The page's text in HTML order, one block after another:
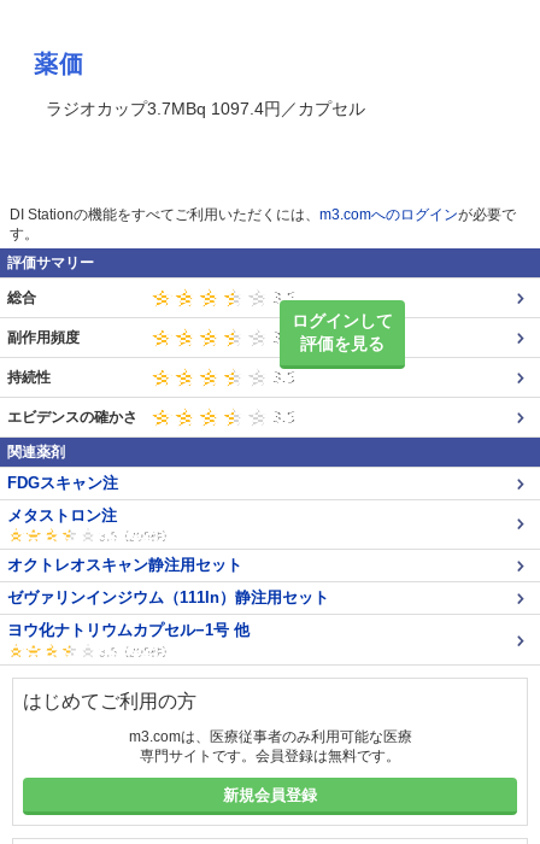
薬価
ラジオカップ3.7MBq 1097.4円／カプセル
DI Stationの機能をすべてご利用いただくには、 m3.comへのログインが必要で
す。
評価サマリー
ログインして
評価を見る
総合
副作用頻度
持続性
エビデンスの確かさ
関連薬剤
FDGスキャン注
メタストロン注
オクトレオスキャン静注用セット
ゼヴァリンインジウム（111In）静注用セット
ヨウ化ナトリウムカプセル−1号 他
はじめてご利用の方
m3.comは、医療従事者のみ利用可能な医療
専門サイトです。会員登録は無料です。
新規会員登録